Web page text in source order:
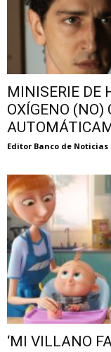
MINISERIE DE
OXÍGENO (NO)
Editor Banco de Noticias
‘MI VILLANO